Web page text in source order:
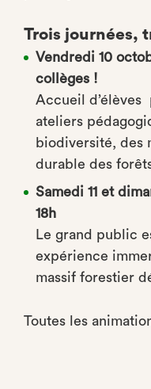
Trois journées,
Vendredi 10
collèges !
Accueil
ateliers
biodiversité, des
durable des
Samedi 11 et
18h
Le grand public
expérience
massif forestier
Toutes les